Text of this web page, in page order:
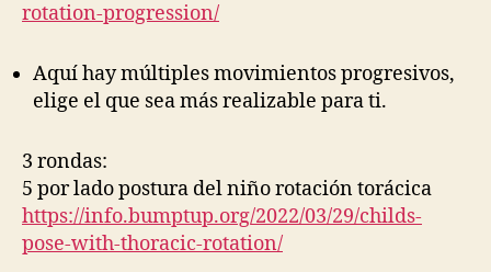
rotation-progression/
Aquí hay múltiples movimientos progresivos,
elige el que sea más realizable para ti.
3 rondas:
5 por lado postura del niño rotación torácica
https://info.bumptup.org/2022/03/29/childs-
pose-with-thoracic-rotation/